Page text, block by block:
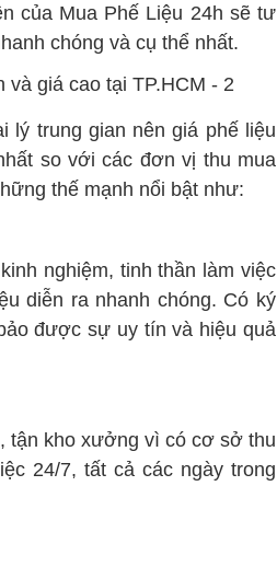
của Mua Phế Liệu 24h sẽ tư
chóng và cụ thể nhất.
lý trung gian nên giá phế liệu
so với các đơn vị thu mua
thế mạnh nổi bật như:
nghiệm, tinh thần làm việc
diễn ra nhanh chóng. Có ký
được sự uy tín và hiệu quả
tận kho xưởng vì có cơ sở thu
24/7, tất cả các ngày trong